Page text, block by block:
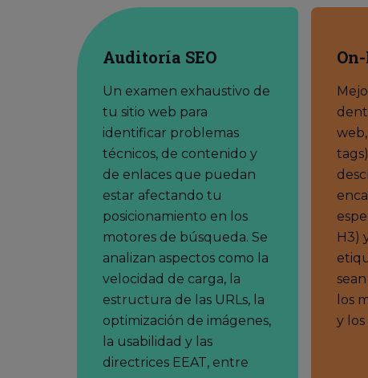
Auditoría SEO
Un examen exhaustivo de
tu sitio web para
identificar problemas
técnicos, de contenido y
de enlaces que puedan
estar afectando tu
posicionamiento en los
motores de búsqueda. Se
analizan aspectos como la
velocidad de carga, la
estructura de las URLs, la
optimización de imágenes,
la usabilidad y las
directrices EEAT, entre
H3)
los
y los